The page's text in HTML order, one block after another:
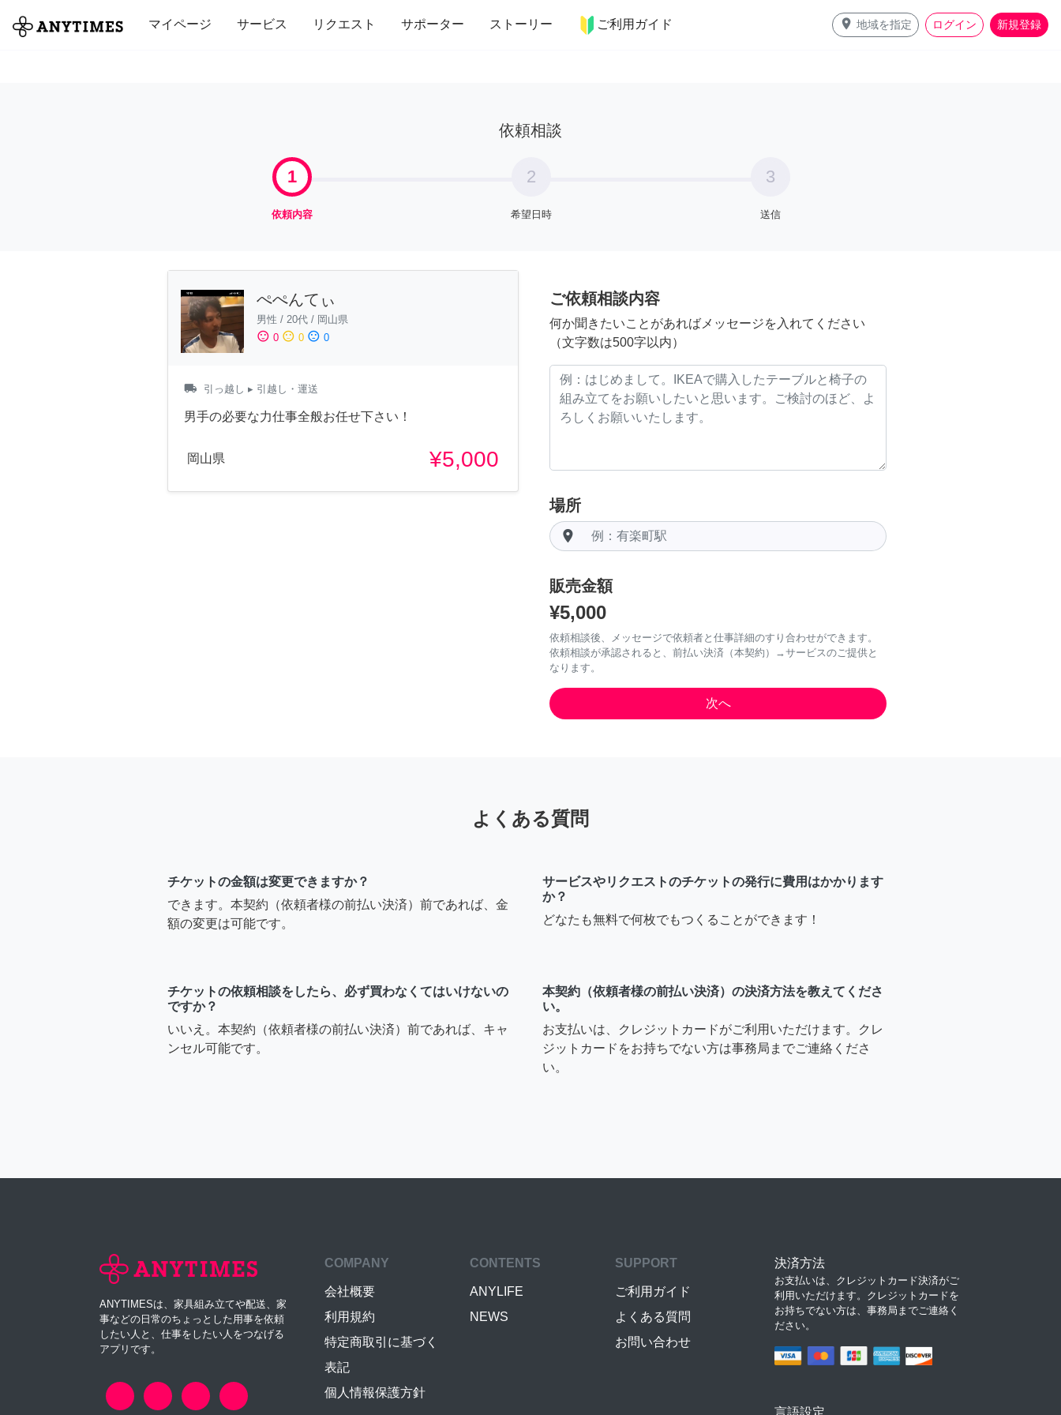
マイページ サービス リクエスト サポーター ストーリー ご利用ガイド place 地域を指定 ログイン 新規登録
全て 修理・組立 家事 引っ越し インテリア 趣味・習い事 ペット 料理
依頼相談
1
依頼内容
2
希望日時
3
送信
ぺぺんてぃ
男性 / 20代 / 岡山県
sentiment_satisfied 0 sentiment_neutral 0 sentiment_dissatisfied 0
local_shipping 引っ越し ▸ 引越し・運送
男手の必要な力仕事全般お任せ下さい！
岡山県 ¥5,000
ご依頼相談内容
何か聞きたいことがあればメッセージを入れてください
（文字数は500字以内）
場所
room
販売金額
¥5,000
依頼相談後、メッセージで依頼者と仕事詳細のすり合わせができます。
依頼相談が承認されると、前払い決済（本契約）→サービスのご提供と
なります。
よくある質問
チケットの金額は変更できますか？
できます。本契約（依頼者様の前払い決済）前であれば、金
額の変更は可能です。
サービスやリクエストのチケットの発行に費用はかかります
か？
どなたも無料で何枚でもつくることができます！
チケットの依頼相談をしたら、必ず買わなくてはいけないの
ですか？
いいえ。本契約（依頼者様の前払い決済）前であれば、キャ
ンセル可能です。
本契約（依頼者様の前払い決済）の決済方法を教えてくださ
い。
お支払いは、クレジットカードがご利用いただけます。クレ
ジットカードをお持ちでない方は事務局までご連絡くださ
い。
ANYTIMESは、家具組み立てや配送、家
事などの日常のちょっとした用事を依頼
したい人と、仕事をしたい人をつなげる
アプリです。
COMPANY
会社概要
利用規約
特定商取引に基づく
表記
個人情報保護方針
CONTENTS
ANYLIFE
NEWS
SUPPORT
ご利用ガイド
よくある質問
お問い合わせ
決済方法
お支払いは、クレジットカード決済がご
利用いただけます。クレジットカードを
お持ちでない方は、事務局までご連絡く
ださい。
言語設定